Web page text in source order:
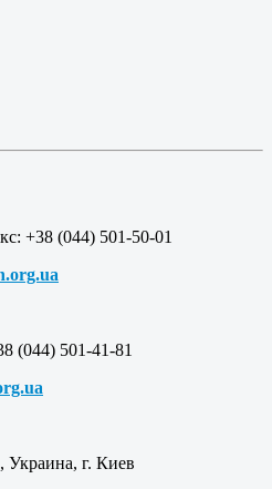
+38 (044) 501-50-01
(044) 501-41-81
Украина, г. Киев